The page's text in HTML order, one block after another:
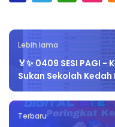
Lebih lama
🏅✨ 0409 SESI PAGI
Sukan Sekolah Kedah
Terbaru